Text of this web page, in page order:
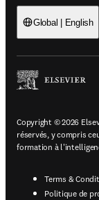
Global | English
Copyright © 2026
réservés, y compris
formation à
Terms &
Politique de